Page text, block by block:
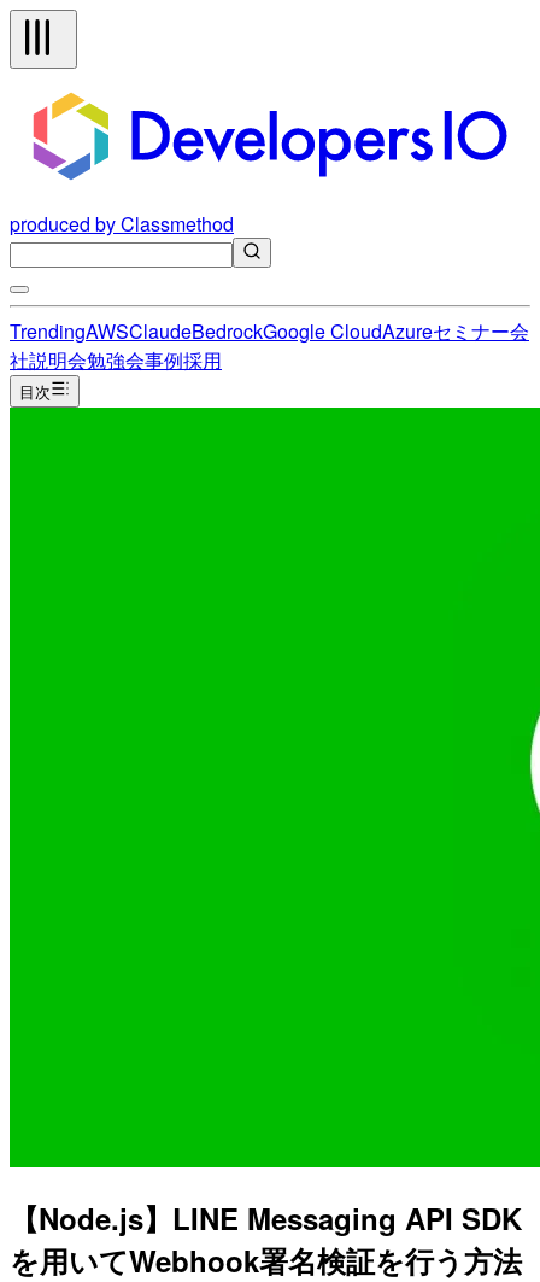
produced by Classmethod
TrendingAWSClaudeBedrockGoogle CloudAzureセミナー会
社説明会勉強会事例採用
目次
【Node.js】LINE Messaging API SDK
を用いてWebhook署名検証を行う方法